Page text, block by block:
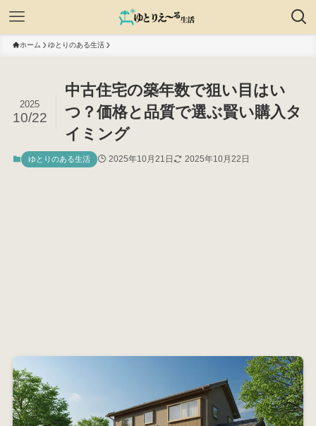
ホーム ゆとりのある生活
中古住宅の築年数で狙い目はい
つ？価格と品質で選ぶ賢い購入タ
イミング
2025
10/22
ゆとりのある生活 2025年10月21日 2025年10月22日